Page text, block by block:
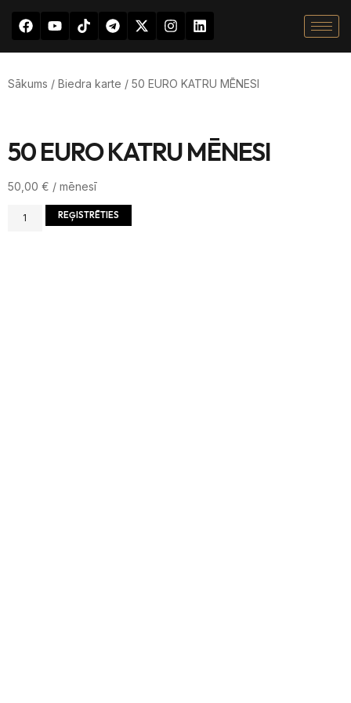
Sākums / Biedra karte / 50 EURO KATRU MĒNESI
50 EURO KATRU MĒNESI
50,00 € / mēnesī
REĢISTRĒTIES